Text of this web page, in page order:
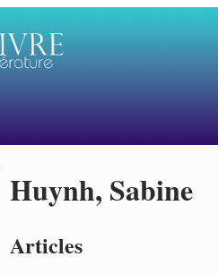
Huynh, Sabine
Articles